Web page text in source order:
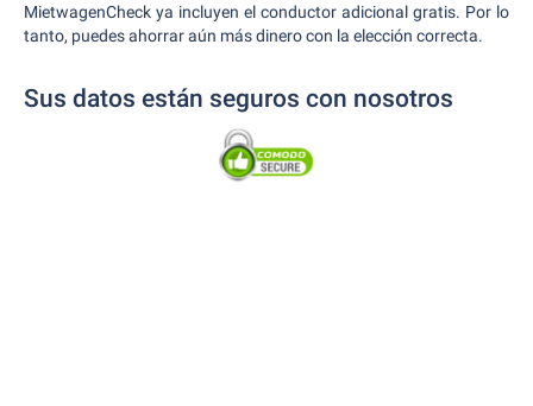
MietwagenCheck ya incluyen el conductor adicional gratis. Por lo
tanto, puedes ahorrar aún más dinero con la elección correcta.
Sus datos están seguros con nosotros